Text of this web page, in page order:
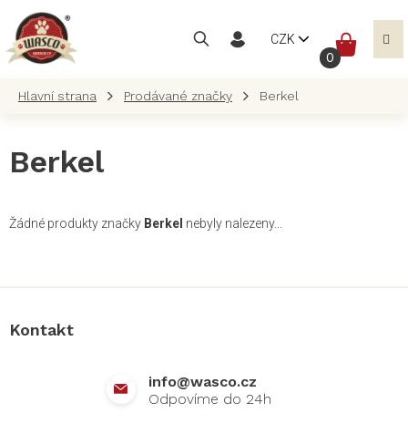
obsah
CZK
Prodávané značky Berkel
Berkel
Žádné produkty značky Berkel nebyly nalezeny...
Kontakt
info@wasco.cz